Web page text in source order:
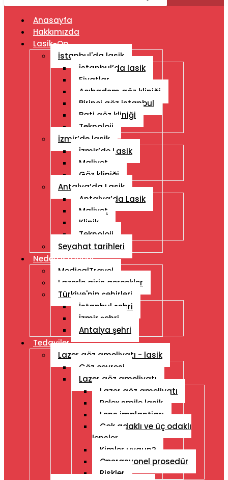
Anasayfa
Hakkımızda
Lasik-Op
İstanbul'da lasik
İstanbul’da lasik
Fiyatlar
Acıbadem göz kliniği
Birinci göz istanbul
Bati göz kliniği
Teknoloji
İzmir’de lasik
İzmir’de Lasik
Maliyet
Göz kliniği
Antalya’da Lasik
Antalya’da Lasik
Maliyet
Klinik
Teknoloji
Seyahat tarihleri
Neden Istanbul
MedicalTravel
Lazerle giris gercekler
Türkiye'nin şehirleri
İstanbul şehri
İzmir şehri
Antalya şehri
Tedaviler
Lazer göz ameliyatı - lasik
Göz çevresi
Lazer göz ameliyatı
Lazer göz ameliyatı
Relex smile lasik
Lens implantiarı
Çok adaklı ve üç odaklı
lensler
Kimler uygun?
Operasyonel prosedür
Riskler